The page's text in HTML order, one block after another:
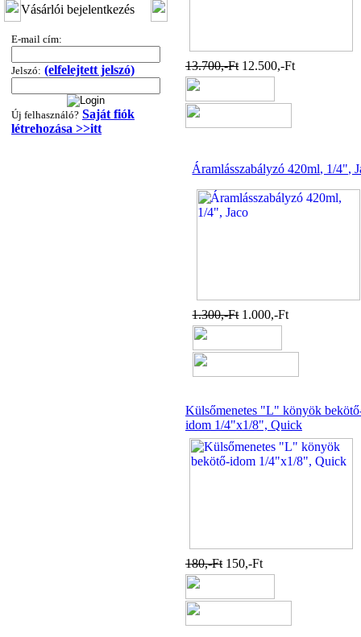
3/8"x1/4"x3/8", Quick
---------
Vásárlói bejelentkezés
E-mail cím:
Jelszó: (elfelejtett jelszó)
Új felhasználó? Saját fiók
létrehozása >>itt
13.700,-Ft 12.500,-Ft
Áramlásszabályzó 420ml, 1/4",
1.300,-Ft 1.000,-Ft
Külsőmenetes "L" könyök
idom 1/4"x1/8", Quick
180,-Ft 150,-Ft